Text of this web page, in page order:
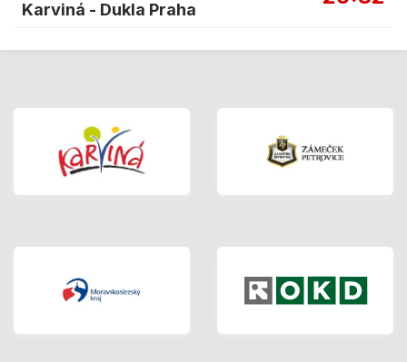
Karviná - Dukla Praha